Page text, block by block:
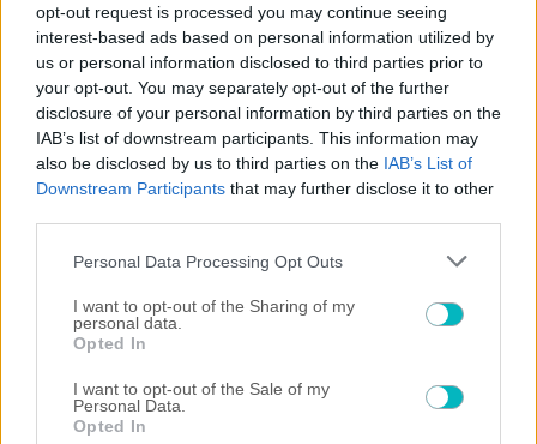
opt-out request is processed you may continue seeing
interest-based ads based on personal information utilized by
us or personal information disclosed to third parties prior to
your opt-out. You may separately opt-out of the further
disclosure of your personal information by third parties on the
IAB’s list of downstream participants. This information may
also be disclosed by us to third parties on the IAB’s List of
Downstream Participants that may further disclose it to other
Please note that this website/app uses one or more Google
not limited to your visit or usage behaviour. You may click to
grant or deny consent to Google and its third-party tags to
use your data for below specified purposes in below Google
consent section.
Personal Data Processing Opt Outs
I want to opt-out of the Sharing of my
personal data.
Opted In
I want to opt-out of the Sale of my
Personal Data.
Opted In
Play
Video
Watch on
"The situation is out of control": Greek
ΠΕΡΙΣΣΟΤΕΡΑ ΑΡΘΡΑ